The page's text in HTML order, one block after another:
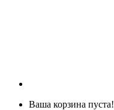
Ваша корзина пуста!